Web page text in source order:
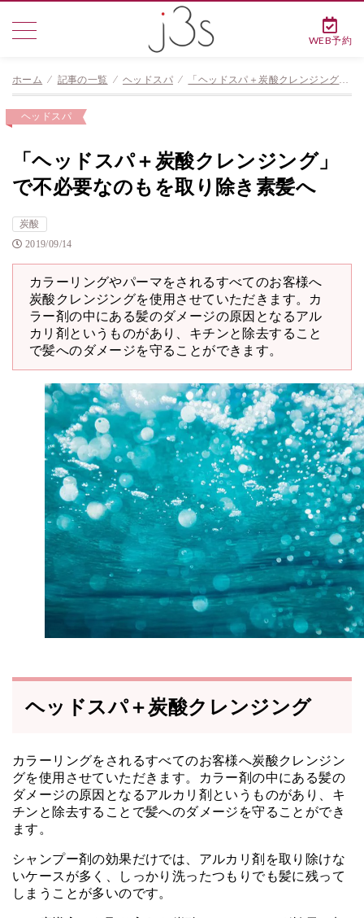
WEB予約
ホーム ⁄ 記事の一覧 ⁄ ヘッドスパ ⁄ 「ヘッドスパ＋炭酸クレンジング」で不必要なのもを取り除き素髪へ
ヘッドスパ
「ヘッドスパ＋炭酸クレンジング」
で不必要なのもを取り除き素髪へ
炭酸
2019/09/14
カラーリングやパーマをされるすべてのお客様へ
炭酸クレンジングを使用させていただきます。カ
ラー剤の中にある髪のダメージの原因となるアル
カリ剤というものがあり、キチンと除去すること
で髪へのダメージを守ることができます。
ヘッドスパ＋炭酸クレンジング
カラーリングをされるすべてのお客様へ炭酸クレンジン
グを使用させていただきます。カラー剤の中にある髪の
ダメージの原因となるアルカリ剤というものがあり、キ
チンと除去することで髪へのダメージを守ることができ
ます。
シャンプー剤の効果だけでは、アルカリ剤を取り除けな
いケースが多く、しっかり洗ったつもりでも髪に残って
しまうことが多いのです。